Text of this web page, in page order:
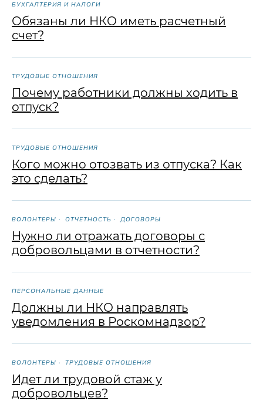
БУХГАЛТЕРИЯ И НАЛОГИ
Обязаны ли НКО иметь расчетный
счет?
ТРУДОВЫЕ ОТНОШЕНИЯ
Почему работники должны ходить в
отпуск?
ТРУДОВЫЕ ОТНОШЕНИЯ
Кого можно отозвать из отпуска? Как
это сделать?
ВОЛОНТЕРЫ ОТЧЕТНОСТЬ ДОГОВОРЫ
Нужно ли отражать договоры с
добровольцами в отчетности?
ПЕРСОНАЛЬНЫЕ ДАННЫЕ
Должны ли НКО направлять
уведомления в Роскомнадзор?
ВОЛОНТЕРЫ ТРУДОВЫЕ ОТНОШЕНИЯ
Идет ли трудовой стаж у
добровольцев?